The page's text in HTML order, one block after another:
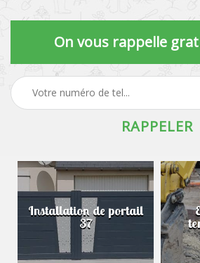
On vous rappelle
Installation de portail
37